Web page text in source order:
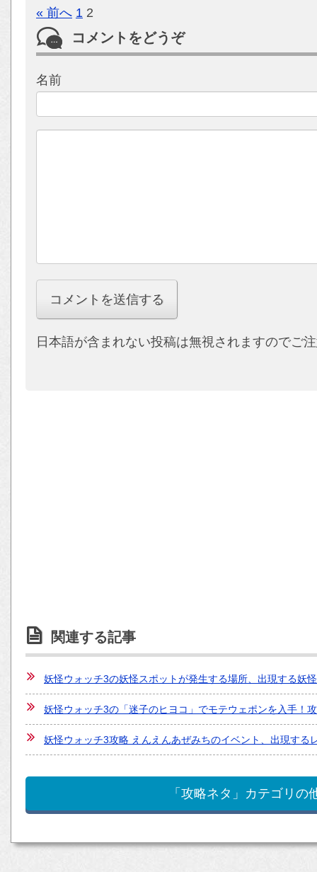
« 前へ 1 2
コメントをどうぞ
名前
日本語が含まれない投稿は無視されますのでご
関連する記事
妖怪ウォッチ3の妖怪スポットが発生する場所、出現する妖
妖怪ウォッチ3の「迷子のヒヨコ」でモテウェポンを入手！
妖怪ウォッチ3攻略 えんえんあぜみちのイベント、出現する
「攻略ネタ」カテゴリの